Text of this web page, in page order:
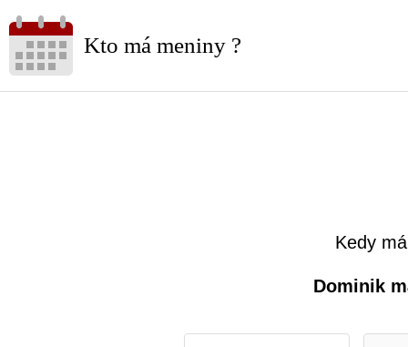
Kto má meniny ?
Kedy
Dominik